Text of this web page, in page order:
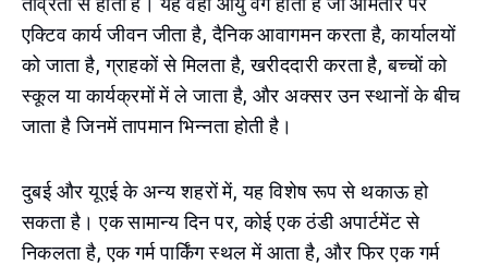
एक्टिव कार्य जीवन जीता है, दैनिक आवागमन करता है, कार्यालयों
को जाता है, ग्राहकों से मिलता है, खरीददारी करता है, बच्चों को
स्कूल या कार्यक्रमों में ले जाता है, और अक्सर उन स्थानों के बीच
जाता है जिनमें तापमान भिन्नता होती है।
दुबई और यूएई के अन्य शहरों में, यह विशेष रूप से थकाऊ हो
सकता है। एक सामान्य दिन पर, कोई एक ठंडी अपार्टमेंट से
निकलता है, एक गर्म पार्किंग स्थल में आता है, और फिर एक गर्म